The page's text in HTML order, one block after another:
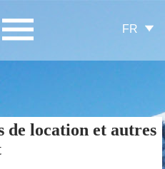
FR
de location et autres